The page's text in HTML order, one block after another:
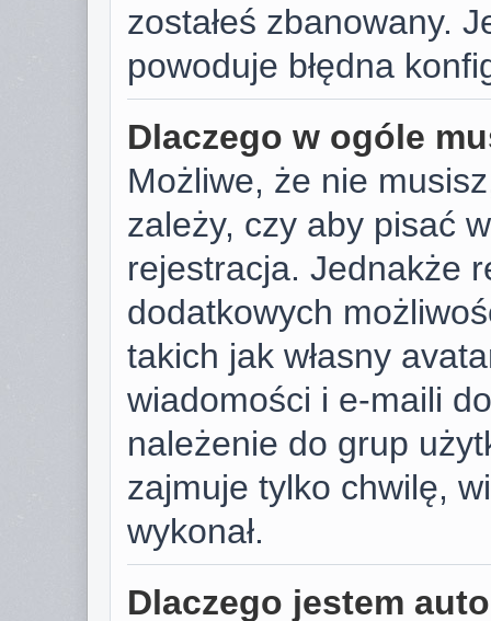
zostałeś zbanowany.
powoduje błędna
Dlaczego w ogóle
Możliwe, że nie
zależy, czy aby pisać
rejestracja. Jednakże
dodatkowych
takich jak własny
wiadomości i e-maili
należenie do grup
zajmuje tylko chwilę,
wykonał.
Dlaczego jestem